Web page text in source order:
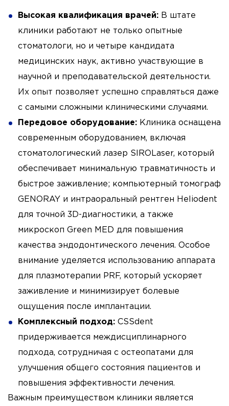
Высокая квалификация врачей: В штате
клиники работают не только опытные
стоматологи, но и четыре кандидата
медицинских наук, активно участвующие в
научной и преподавательской деятельности.
Их опыт позволяет успешно справляться даже
с самыми сложными клиническими случаями.
Передовое оборудование: Клиника оснащена
современным оборудованием, включая
стоматологический лазер SIROLaser, который
обеспечивает минимальную травматичность и
быстрое заживление; компьютерный томограф
GENORAY и интраоральный рентген Heliodent
для точной 3D-диагностики, а также
микроскоп Green MED для повышения
качества эндодонтического лечения. Особое
внимание уделяется использованию аппарата
для плазмотерапии PRF, который ускоряет
заживление и минимизирует болевые
ощущения после имплантации.
Комплексный подход: CSSdent
придерживается междисциплинарного
подхода, сотрудничая с остеопатами для
улучшения общего состояния пациентов и
повышения эффективности лечения.
Важным преимуществом клиники является